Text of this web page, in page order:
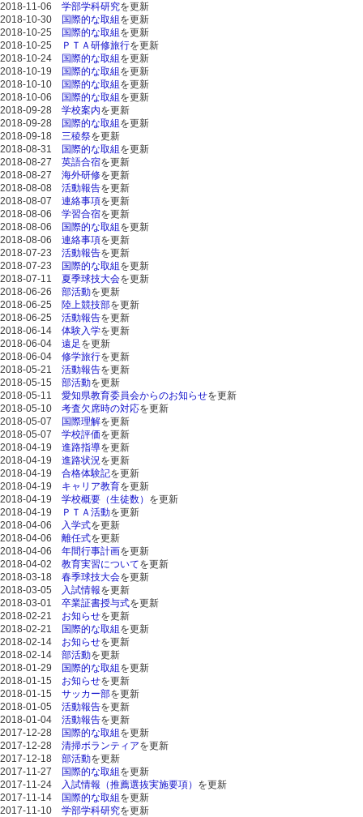
2018-11-06 学部学科研究を更新
2018-10-30
国際的な取組 を更新
2018-10-25
国際的な取組 を更新
2018-10-25
ＰＴＡ研修旅行を更新
2018-10-24
国際的な取組 を更新
2018-10-19
国際的な取組 を更新
2018-10-10
国際的な取組 を更新
2018-10-06
国際的な取組 を更新
2018-09-28 学校案内を更新
2018-09-28
国際的な取組 を更新
2018-09-18 三稜祭を更新
2018-08-31
国際的な取組 を更新
2018-08-27 英語合宿を更新
2018-08-27 海外研修を更新
2018-08-08 活動報告を更新
2018-08-07 連絡事項を更新
2018-08-06 学習合宿を更新
2018-08-06
国際的な取組 を更新
2018-08-06 連絡事項を更新
2018-07-23 活動報告を更新
2018-07-23
国際的な取組 を更新
2018-07-11 夏季球技大会を更新
2018-06-26 部活動を更新
2018-06-25 陸上競技部を更新
2018-06-25 活動報告を更新
2018-06-14 体験入学を更新
2018-06-04 遠足 を更新
2018-06-04 修学旅行を更新
2018-05-21 活動報告を更新
2018-05-15 部活動を更新
2018-05-11 愛知県教育委員会からのお知らせを更新
2018-05-10 考査欠席時の対応を更新
2018-05-07
国際理解を更新
2018-05-07 学校評価を更新
2018-04-19 進路指導を更新
2018-04-19 進路状況を更新
2018-04-19 合格体験記を更新
2018-04-19 キャリア教育を更新
2018-04-19 学校概要（生徒数） を更新
2018-04-19
ＰＴＡ活動を更新
2018-04-06
入学式を更新
2018-04-06 離任式を更新
2018-04-06 年間行事計画を更新
2018-04-02 教育実習についてを更新
2018-03-18 春季球技大会を更新
2018-03-05
入試情報を更新
2018-03-01 卒業証書授与式を更新
2018-02-21 お知らせを更新
2018-02-21
国際的な取組 を更新
2018-02-14 お知らせを更新
2018-02-14 部活動を更新
2018-01-29
国際的な取組 を更新
2018-01-15 お知らせを更新
2018-01-15 サッカー部を更新
2018-01-05 活動報告を更新
2018-01-04 活動報告を更新
2017-12-28
国際的な取組 を更新
2017-12-28 清掃ボランティアを更新
2017-12-18 部活動を更新
2017-11-27
国際的な取組 を更新
2017-11-24
入試情報（推薦選抜実施要項） を更新
2017-11-14
国際的な取組 を更新
2017-11-10 学部学科研究を更新